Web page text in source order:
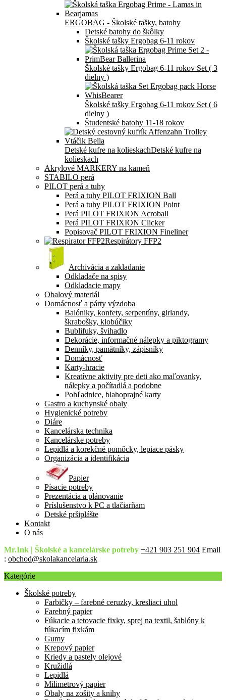
ERGOBAG - Školské tašky, batohy
Detské batohy do škôlky
Školské tašky Ergobag 6-11 rokov
Školské tašky Ergobag 6-11 rokov Set ( 3
dielny )
Školské tašky Ergobag 6-11 rokov Set ( 6
dielny )
Študentské batohy 11-18 rokov
Detské kufre na kolieskachDetské kufre na
kolieskach
Akrylové MARKERY na kameň
STABILO perá
PILOT perá a tuhy
Perá a tuhy PILOT FRIXION Ball
Perá a tuhy PILOT FRIXION Point
Perá PILOT FRIXION Acroball
Perá PILOT FRIXION Clicker
Popisovač PILOT FRIXION Fineliner
Respirátory FFP2
Archivácia a zakladanie
Odkladače na spisy
Odkladacie mapy
Obalový materiál
Domácnosť a párty výzdoba
Balóniky, konfety, serpentíny, girlandy,
škrabošky, klobúčiky
Bublifuky, švihadlo
Dekorácie, informačné nálepky a piktogramy
Denníky, pamätníky, zápisníky
Domácnosť
Karty-hracie
Kreatívne aktivity pre deti ako maľovanky,
nálepky a počítadlá a podobne
Pohľadnice, blahoprajné karty
Gastro a kuchynské obaly
Hygienické potreby
Diáre
Kancelárska technika
Kancelárske potreby
Lepidlá a korekčné pomôcky, lepiace pásky
Organizácia a identifikácia
Papier
Písacie potreby
Prezentácia a plánovanie
Príslušenstvo k PC a tlačiarňam
Detské pršiplášte
Kontakt
O nás
Mr.Ink | Školské a kancelárske potreby +421 903 251 904 Email
: obchod@skolakancelaria.sk
Kategórie
Školské potreby
Farbičky – farebné ceruzky, kresliaci uhol
Farebný papier
Fúkacie a tetovacie fixky, sprej na textil, šablóny k
fúkacím fixkám
Gumy
Krepový papier
Kriedy a pastely olejové
Kružidlá
Lepidlá
Milimetrový papier
Obaly na zošity a knihy